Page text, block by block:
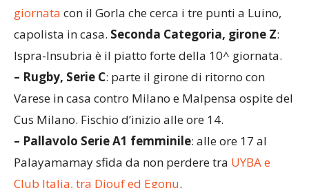
giornata con il Gorla che cerca i tre punti a Luino,
capolista in casa. Seconda Categoria, girone Z:
Ispra-Insubria è il piatto forte della 10^ giornata.
– Rugby, Serie C: parte il girone di ritorno con
Varese in casa contro Milano e Malpensa ospite del
Cus Milano. Fischio d’inizio alle ore 14.
– Pallavolo Serie A1 femminile: alle ore 17 al
Palayamamay sfida da non perdere tra UYBA e
Club Italia, tra Diouf ed Egonu.